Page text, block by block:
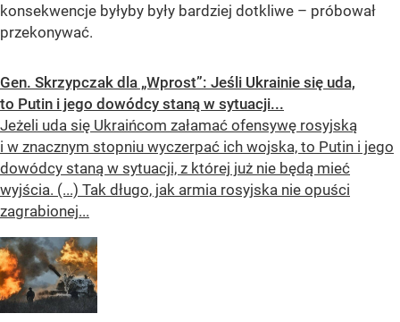
konsekwencje byłyby były bardziej dotkliwe – próbował
przekonywać.
Gen. Skrzypczak dla „Wprost”: Jeśli Ukrainie się uda,
to Putin i jego dowódcy staną w sytuacji...
Jeżeli uda się Ukraińcom załamać ofensywę rosyjską
i w znacznym stopniu wyczerpać ich wojska, to Putin i jego
dowódcy staną w sytuacji, z której już nie będą mieć
wyjścia. (...) Tak długo, jak armia rosyjska nie opuści
zagrabionej...